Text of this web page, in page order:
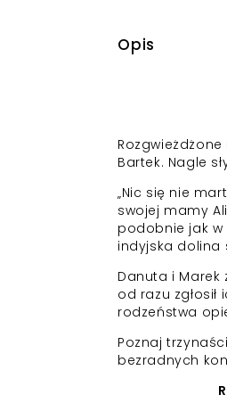
Opis
Bartek. Nagle
„Nic się nie
swojej mamy
podobnie jak
indyjska dolina
Danuta i Marek
od razu
rodzeństwa
Poznaj
bezradnych